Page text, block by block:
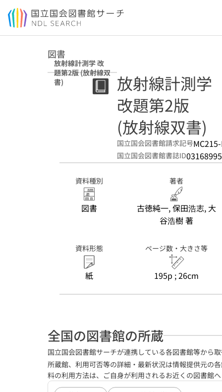
本文へ移動
図書
放射線計測学 改
題第2版 (放射線双
書)
放射線計測学
改題第2版
(放射線双書)
国立国会図書館請求記号
国立国会図書館書誌ID
資料種別
図書
著者
古徳純一, 保田浩志, 大
谷浩樹 著
資料形態
紙
ページ数・大きさ等
195p ; 26cm
全国の図書館の所蔵
国立国会図書館サーチが連携している各図書館等から
所蔵館、利用可否等の詳細・最新状況は情報提供元の
料の利用方法は、ご自身が利用されるお近くの図書館